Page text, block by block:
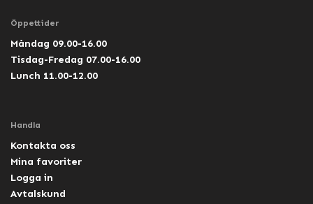
Öppettider
Måndag 09.00-16.00
Tisdag-Fredag 07.00-16.00
Lunch 11.00-12.00
Handla
Kontakta oss
Mina favoriter
Logga in
Avtalskund